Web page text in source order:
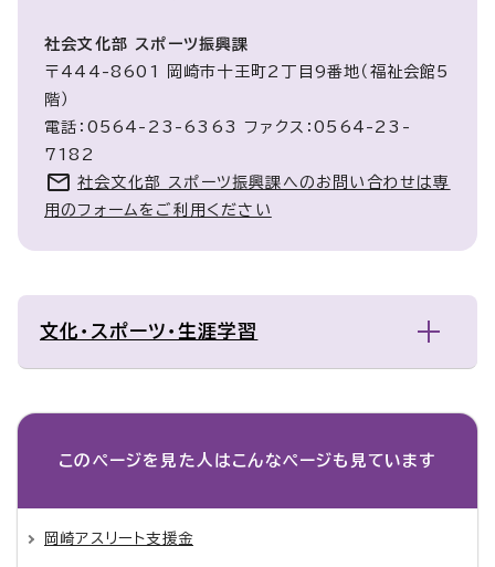
社会文化部 スポーツ振興課
〒444-8601 岡崎市十王町2丁目9番地（福祉会館5
階）
電話：0564-23-6363 ファクス：0564-23-
7182
社会文化部 スポーツ振興課へのお問い合わせは専
用のフォームをご利用ください
文化・スポーツ・生涯学習
このページを見た人は こんなページも見ています
岡崎アスリート支援金